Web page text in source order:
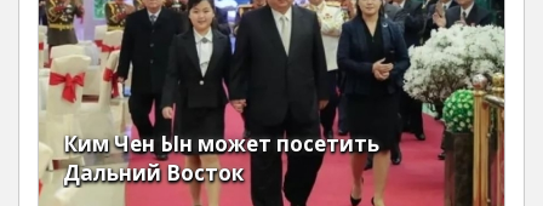
Ким Чен Ын может посетить
Дальний Восток